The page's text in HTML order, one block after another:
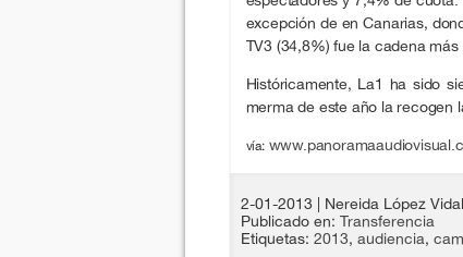
excepción de en Canarias,
TV3 (34,8%) fue la cadena más
Históricamente, La1 ha sido
merma de este año la recogen
vía:
2-01-2013
| Nereida López
Publicado en: Transferencia
Etiquetas: 2013, audiencia,